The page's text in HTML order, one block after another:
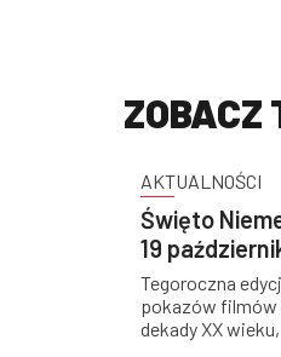
ZOBACZ
AKTUALNOŚCI
Święto
19
Tegoroczna
pokazów filmów
dekady XX